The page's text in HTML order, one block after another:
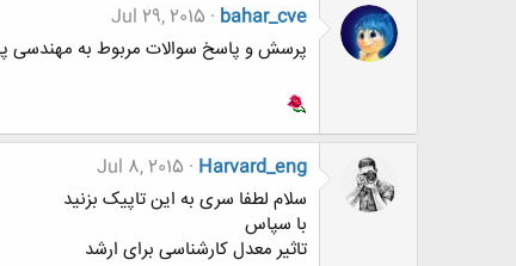
bahar_cve
Jul 29, 2015
پرسش و پاسخ سوالات مربوط به مهندسی
Harvard_eng
Jul 8, 2015
سلام لطفا سری به این تاپیک بزنید
با سپاس
تاثیر معدل کارشناسی برای ارشد